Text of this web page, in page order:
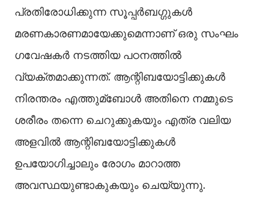
പ്രതിരോധിക്കുന്ന സൂപ്പർബഗ്ഗുകള്‍
മരണകാരണമായേക്കുമെന്നാണ് ഒരു സംഘം
ഗവേഷകർ നടത്തിയ പഠനത്തില്‍
വ്യക്തമാക്കുന്നത്. ആന്റിബയോട്ടിക്കുകള്‍
നിരന്തരം എത്തുമ്ബോള്‍ അതിനെ നമ്മുടെ
ശരീരം തന്നെ ചെറുക്കുകയും എത്ര വലിയ
അളവില്‍ ആന്റിബയോട്ടിക്കുകള്‍
ഉപയോഗിച്ചാലും രോഗം മാറാത്ത
അവസ്ഥയുണ്ടാകുകയും ചെയ്യുന്നു.